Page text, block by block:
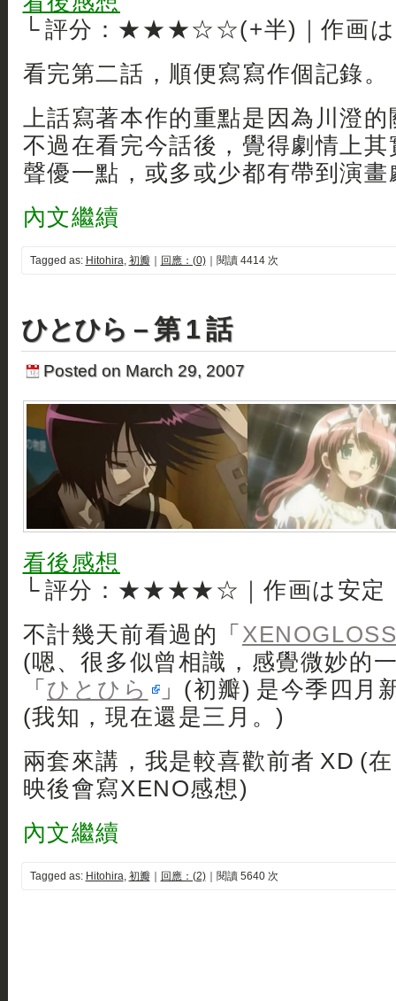
└ 評分：★★★☆☆(+半)｜作画は
看完第二話，順便寫寫作個記錄。
上話寫著本作的重點是因為川澄
不過在看完今話後，覺得劇情上
聲優一點，或多或少都有帶到演
內文繼續
Tagged as: Hitohira, 初瓣｜ 回應：(0)｜閱讀 4414 次
ひとひら – 第 1 話
Posted on March 29, 2007
看後感想
└ 評分：★★★★☆｜作画は安定
不計幾天前看過的「
(嗯、很多似曾相識，感覺微妙的
「 ひとひら
」(初瓣) 是今季四月
(我知，現在還是三月。)
兩套來講，我是較喜歡前者 XD (
映後會寫XENO感想)
內文繼續
Tagged as: Hitohira, 初瓣｜ 回應：(2)｜閱讀 5640 次